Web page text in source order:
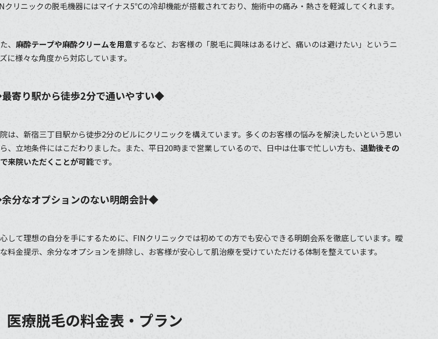
クリニックの脱毛機器にはマイナス5℃の冷却機能が搭載されており、施術中の痛み・熱さを軽減してくれます。
、 麻酔テープや麻酔クリームを用意するなど、お客様の「脱毛に興味はあるけど、痛いのは避けたい」というニ
に様々な角度から対応しています。
寄り駅から徒歩2分で通いやすい◆
は、新宿三丁目駅から徒歩2分のビルにクリニックを構えています。多くのお客様の悩みを解決したいという思い
、立地条件にはこだわりました。また、平日20時まで営業しているので、日中は仕事で忙しい方も、 退勤後その
来院いただくことが可能です。
分なオプションのない明朗会計◆
して理想の自分を手にするために、FINクリニックでは初めての方でも安心できる明朗会系を徹底しています。曖
料金提示、余分なオプションを排除し、お客様が安心して肌治療を受けていただける体制を整えています。
医療脱毛の料金表・プラン